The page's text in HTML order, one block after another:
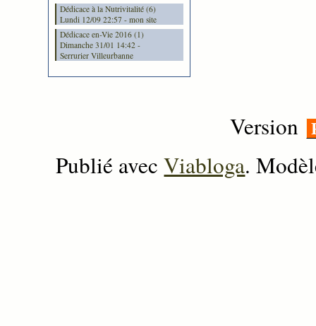
Dédicace à la Nutrivitalité (6)
Lundi 12/09 22:57 - mon site
Dédicace en-Vie 2016 (1)
Dimanche 31/01 14:42 -
Serrurier Villeurbanne
Version
Publié avecViabloga.